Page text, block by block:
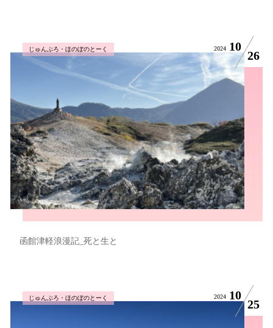
じゅんぶろ・ほのぼのとーく 2024 10
26
函館津軽浪漫記_死と生と
じゅんぶろ・ほのぼのとーく 2024 10
25